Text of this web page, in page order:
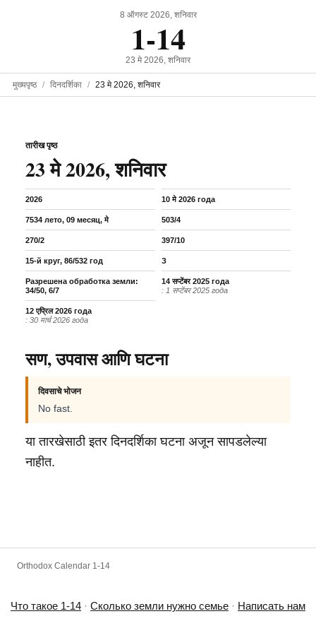
8 ऑगस्ट 2026, शनिवार
1-14
23 मे 2026, शनिवार
मुख्यपृष्ठ दिनदर्शिका 23 मे 2026, शनिवार
तारीख पृष्ठ
23 मे 2026, शनिवार
2026 10 मे 2026 года
7534 лето, 09 месяц, मे 503/4
270/2 397/10
15-й круг, 86/532 год З
Разрешена обработка земли:
34/50, 6/7
14 सप्टेंबर 2025 года
: 1 सप्टेंबर 2025 года
12 एप्रिल 2026 года
: 30 मार्च 2026 года
सण, उपवास आणि घटना
दिवसाचे भोजन
No fast.
या तारखेसाठी इतर दिनदर्शिका घटना अजून सापडलेल्या
नाहीत.
Orthodox Calendar 1-14
Что такое 1-14 · Сколько земли нужно семье · Написать нам